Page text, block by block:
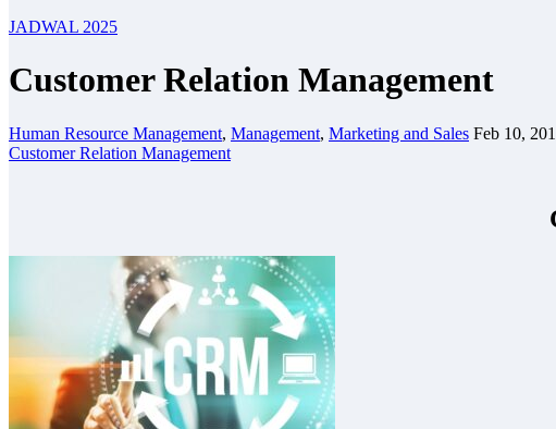
JADWAL 2025
Customer Relation Management
Human Resource Management, Management, Marketing and Sales Feb 10,
Customer Relation Management